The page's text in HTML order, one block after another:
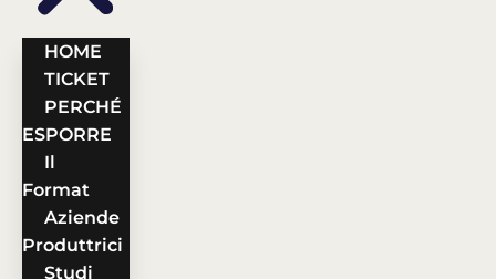
HOME
TICKET
PERCHÉ
ESPORRE
Il
Format
Aziende
Produttrici
Studi